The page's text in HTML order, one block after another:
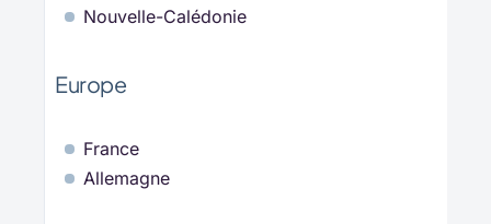
Nouvelle-Calédonie
Europe
France
Allemagne